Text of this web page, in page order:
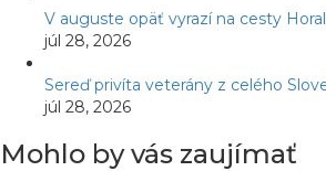
V auguste opäť vyrazí na cesty
júl 28, 2026
Sereď privíta veterány z celého
júl 28, 2026
Mohlo by vás zaujímať